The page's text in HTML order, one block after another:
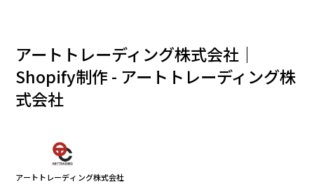
アートトレーディング株式会社｜
Shopify制作 - アートトレーディング株
式会社
アートトレーディング株式会社